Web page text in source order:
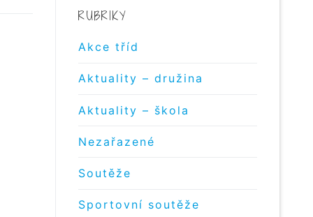
RUBRIKY
Akce tříd
Aktuality – družina
Aktuality – škola
Nezařazené
Soutěže
Sportovní soutěže